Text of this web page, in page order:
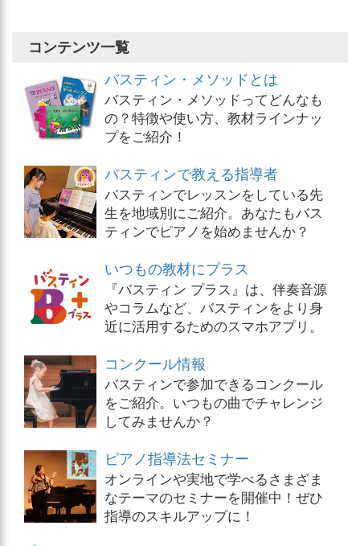
コンテンツ一覧
バスティン・メソッドとは
バスティン・メソッドってどんなも
の？特徴や使い方、教材ラインナッ
プをご紹介！
バスティンで教える指導者
バスティンでレッスンをしている先
生を地域別にご紹介。あなたもバス
ティンでピアノを始めませんか？
いつもの教材にプラス
『バスティン プラス』は、伴奏音源
やコラムなど、バスティンをより身
近に活用するためのスマホアプリ。
コンクール情報
バスティンで参加できるコンクール
をご紹介。いつもの曲でチャレンジ
してみませんか？
ピアノ指導法セミナー
オンラインや実地で学べるさまざま
なテーマのセミナーを開催中！ぜひ
指導のスキルアップに！